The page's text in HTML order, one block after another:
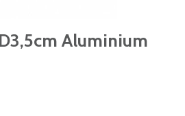
Aluminium